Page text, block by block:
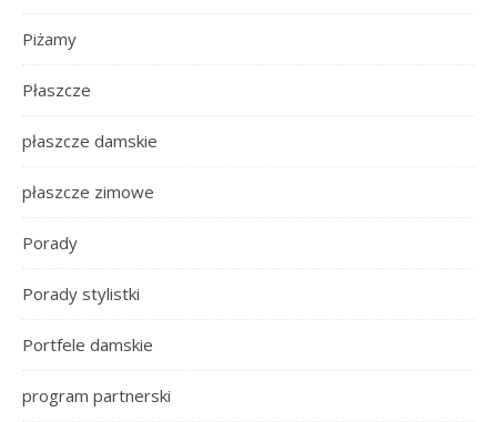
Piżamy
Płaszcze
płaszcze damskie
płaszcze zimowe
Porady
Porady stylistki
Portfele damskie
program partnerski